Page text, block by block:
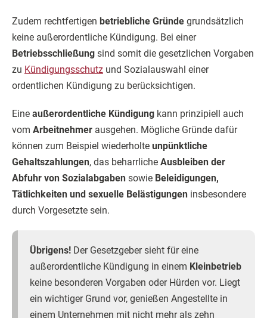
Zudem rechtfertigen betriebliche Gründe grundsätzlich
keine außerordentliche Kündigung. Bei einer
Betriebsschließung sind somit die gesetzlichen Vorgaben
zu Kündigungsschutz und Sozialauswahl einer
ordentlichen Kündigung zu berücksichtigen.
Eine außerordentliche Kündigung kann prinzipiell auch
vom Arbeitnehmer ausgehen. Mögliche Gründe dafür
können zum Beispiel wiederholte unpünktliche
Gehaltszahlungen, das beharrliche Ausbleiben der
Abfuhr von Sozialabgaben sowie Beleidigungen,
Tätlichkeiten und sexuelle Belästigungen insbesondere
durch Vorgesetzte sein.
Übrigens! Der Gesetzgeber sieht für eine
außerordentliche Kündigung in einem Kleinbetrieb
keine besonderen Vorgaben oder Hürden vor. Liegt
ein wichtiger Grund vor, genießen Angestellte in
einem Unternehmen mit nicht mehr als zehn